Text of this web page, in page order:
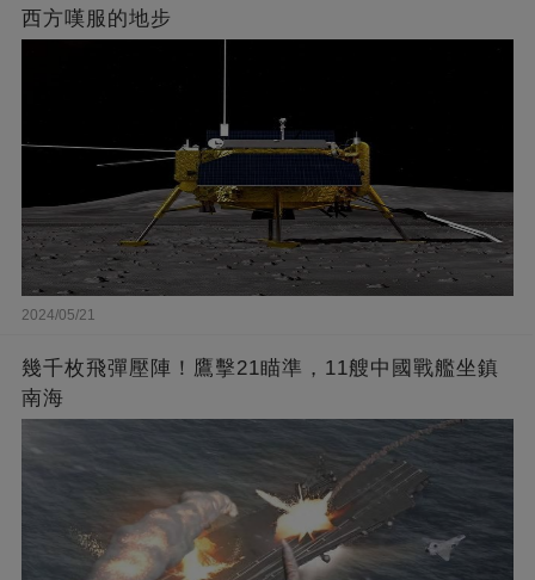
西方嘆服的地步
2024/05/21
幾千枚飛彈壓陣！鷹擊21瞄準，11艘中國戰艦坐鎮
南海